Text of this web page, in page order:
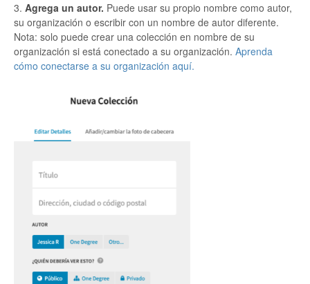
3. Agrega un autor. Puede usar su propio nombre como autor,
su organización o escribir con un nombre de autor diferente.
Nota: solo puede crear una colección en nombre de su
organización si está conectado a su organización. Aprenda
cómo conectarse a su organización aquí.